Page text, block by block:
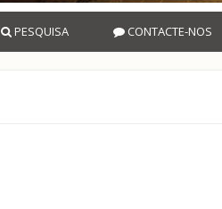
PESQUISA CONTACTE-NOS